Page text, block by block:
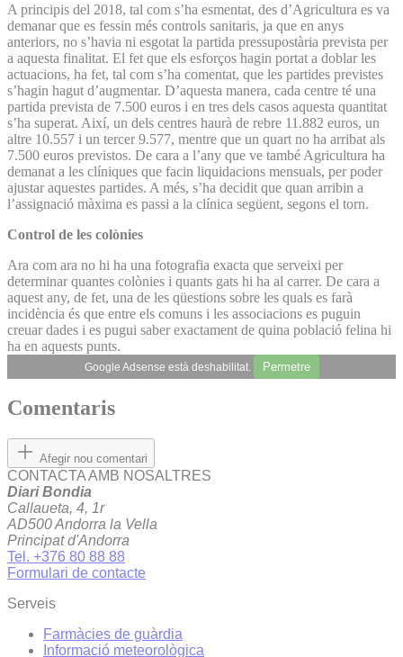
A principis del 2018, tal com s’ha esmentat, des d’Agricultura es va
demanar que es fessin més controls sanitaris, ja que en anys
anteriors, no s’havia ni esgotat la partida pressupostària prevista per
a aquesta finalitat. El fet que els esforços hagin portat a doblar les
actuacions, ha fet, tal com s’ha comentat, que les partides previstes
s’hagin hagut d’augmentar. D’aquesta manera, cada centre té una
partida prevista de 7.500 euros i en tres dels casos aquesta quantitat
s’ha superat. Així, un dels centres haurà de rebre 11.882 euros, un
altre 10.557 i un tercer 9.577, mentre que un quart no ha arribat als
7.500 euros previstos. De cara a l’any que ve també Agricultura ha
demanat a les clíniques que facin liquidacions mensuals, per poder
ajustar aquestes partides. A més, s’ha decidit que quan arribin a
l’assignació màxima es passi a la clínica següent, segons el torn.
Control de les colònies
Ara com ara no hi ha una fotografia exacta que serveixi per
determinar quantes colònies i quants gats hi ha al carrer. De cara a
aquest any, de fet, una de les qüestions sobre les quals es farà
incidència és que entre els comuns i les associacions es puguin
creuar dades i es pugui saber exactament de quina població felina hi
ha en aquests punts.
Google Adsense està deshabilitat. Permetre
Comentaris
Afegir nou comentari
CONTACTA AMB NOSALTRES
Diari Bondia
Callaueta, 4, 1r
AD500 Andorra la Vella
Principat d'Andorra
Tel. +376 80 88 88
Formulari de contacte
Serveis
Farmàcies de guàrdia
Informació meteorològica